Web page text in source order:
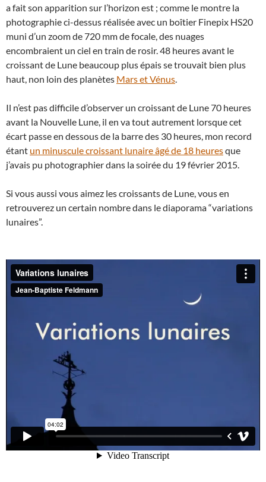
a fait son apparition sur l’horizon est ; comme le montre la
photographie ci-dessus réalisée avec un boîtier Finepix HS20
muni d’un zoom de 720 mm de focale, des nuages
encombraient un ciel en train de rosir. 48 heures avant le
croissant de Lune beaucoup plus épais se trouvait bien plus
haut, non loin des planètes Mars et Vénus.
Il n’est pas difficile d’observer un croissant de Lune 70 heures
avant la Nouvelle Lune, il en va tout autrement lorsque cet
écart passe en dessous de la barre des 30 heures, mon record
étant un minuscule croissant lunaire âgé de 18 heuresque
j’avais pu photographier dans la soirée du 19 février 2015.
Si vous aussi vous aimez les croissants de Lune, vous en
retrouverez un certain nombre dans le diaporama “variations
lunaires”.